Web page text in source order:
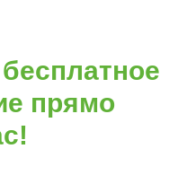
прямо